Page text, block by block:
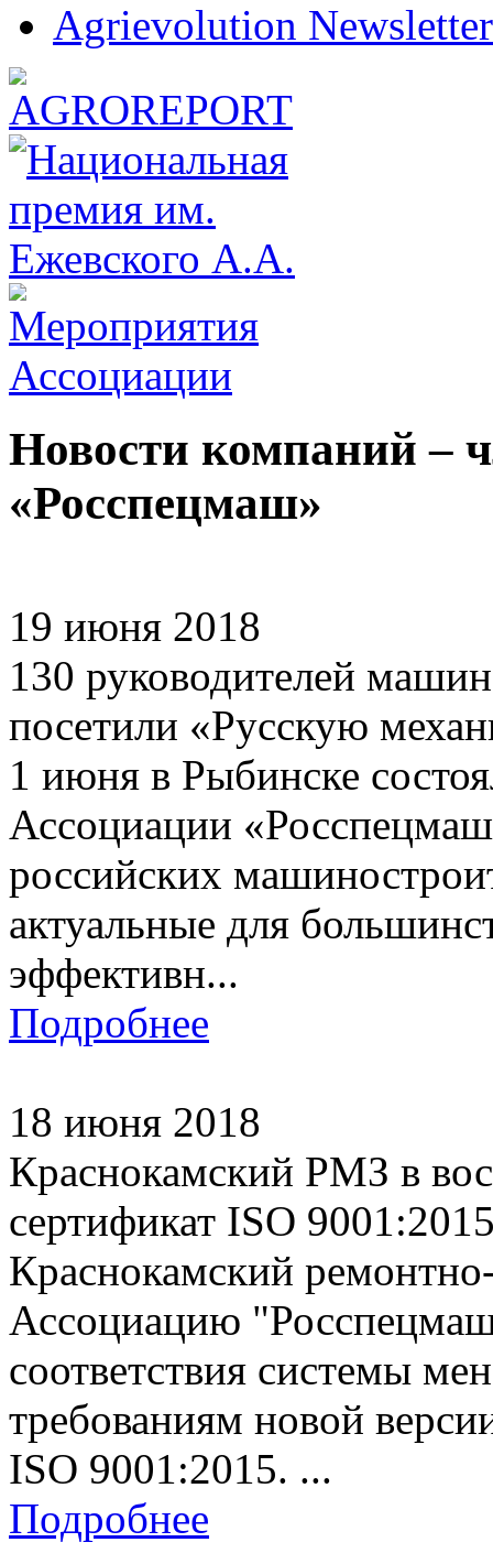
Agrievolution Newsletter
Новости компаний –
«Росспецмаш»
19 июня 2018
130 руководителей
посетили «Русскую
1 июня в Рыбинске
Ассоциации
российских
актуальные для
эффективн...
Подробнее
18 июня 2018
Краснокамский РМЗ в
сертификат ISO
Краснокамский
Ассоциацию
соответствия системы
требованиям новой
ISO 9001:2015. ...
Подробнее